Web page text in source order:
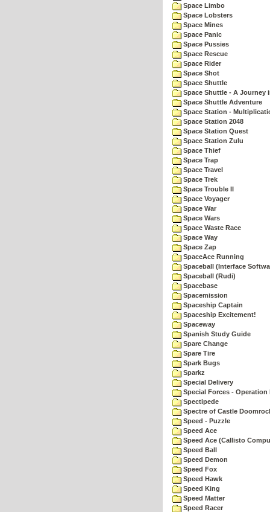
Space Limbo
Space Lobsters
Space Mines
Space Panic
Space Pussies
Space Rescue
Space Rider
Space Shot
Space Shuttle
Space Shuttle - A Journey
Space Shuttle Adventure
Space Station -
Space Station 2048
Space Station Quest
Space Station Zulu
Space Thief
Space Trap
Space Travel
Space Trek
Space Trouble II
Space Voyager
Space War
Space Wars
Space Waste Race
Space Way
Space Zap
SpaceAce Running
Spaceball (Interface
Spaceball (Rudi)
Spacebase
Spacemission
Spaceship Captain
Spaceship Excitement!
Spaceway
Spanish Study Guide
Spare Change
Spare Tire
Spark Bugs
Sparkz
Special Delivery
Special Forces - Operation
Spectipede
Spectre of Castle
Speed - Puzzle
Speed Ace
Speed Ace (Callisto
Speed Ball
Speed Demon
Speed Fox
Speed Hawk
Speed King
Speed Matter
Speed Racer